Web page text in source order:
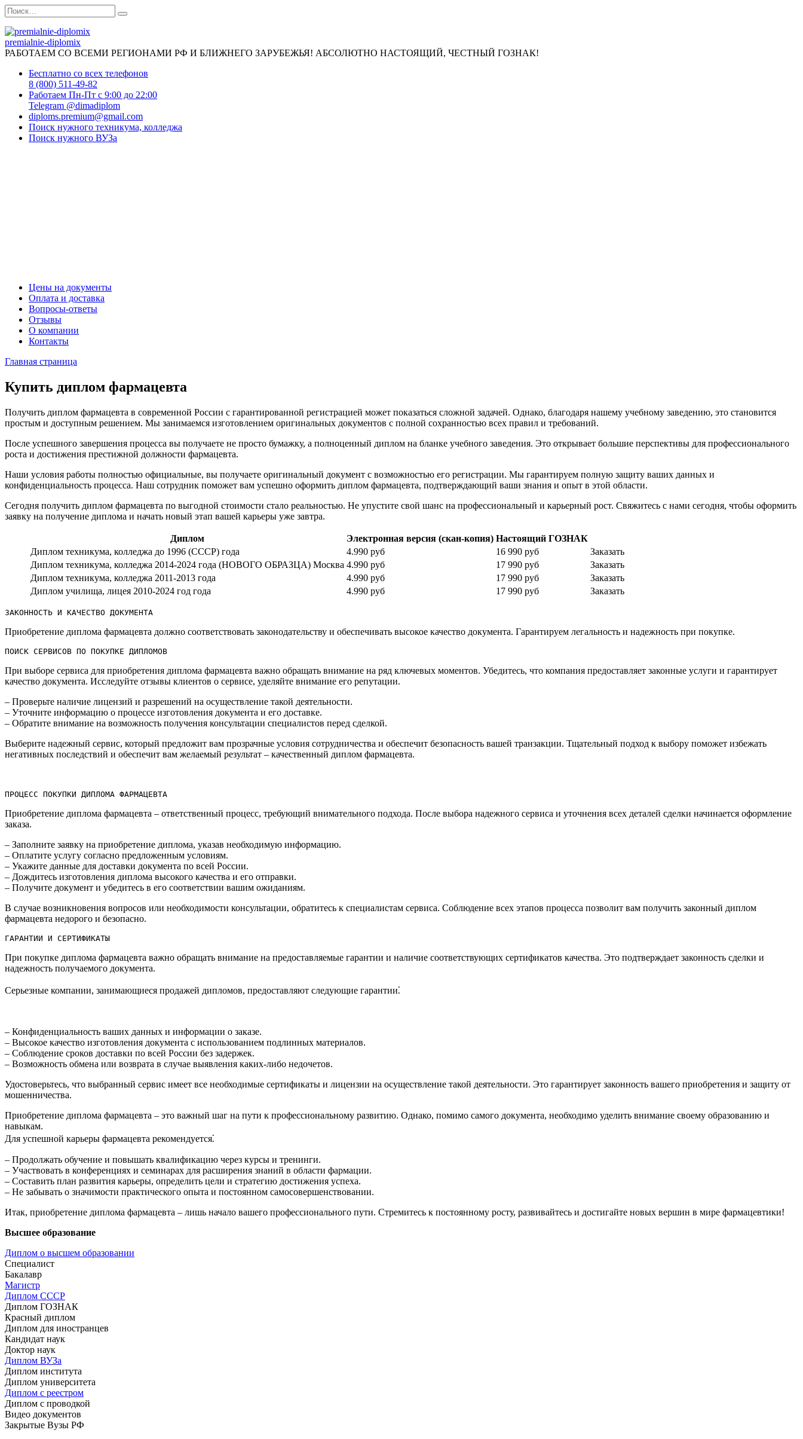
Перейти
к
содержанию
Search
for:
premialnie-diplomix
РАБОТАЕМ СО ВСЕМИ РЕГИОНАМИ РФ И БЛИЖНЕГО ЗАРУБЕЖЬЯ! АБСОЛЮТНО НАСТОЯЩИЙ, ЧЕСТНЫЙ ГОЗНАК!
Бесплатно со всех телефонов
8 (800) 511-49-82
Работаем Пн-Пт с 9:00 до 22:00
Telegram @dimadiplom
diploms.premium@gmail.com
Поиск нужного техникума, колледжа
Поиск нужного ВУЗа
Цены на документы
Оплата и доставка
Вопросы-ответы
Отзывы
О компании
Контакты
Главная страница
Купить диплом фармацевта
Получить диплом фармацевта в современной России с гарантированной регистрацией может показаться сложной задачей. Однако, благодаря нашему учебному заведению, это становится
простым и доступным решением. Мы занимаемся изготовлением оригинальных документов с полной сохранностью всех правил и требований.
После успешного завершения процесса вы получаете не просто бумажку, а полноценный диплом на бланке учебного заведения. Это открывает большие перспективы для профессионального
роста и достижения престижной должности фармацевта.
Наши условия работы полностью официальные, вы получаете оригинальный документ с возможностью его регистрации. Мы гарантируем полную защиту ваших данных и
конфиденциальность процесса. Наш сотрудник поможет вам успешно оформить диплом фармацевта, подтверждающий ваши знания и опыт в этой области.
Сегодня получить диплом фармацевта по выгодной стоимости стало реальностью. Не упустите свой шанс на профессиональный и карьерный рост. Свяжитесь с нами сегодня, чтобы оформить
заявку на получение диплома и начать новый этап вашей карьеры уже завтра.
Диплом Электронная версия (скан-копия) Настоящий ГОЗНАК
Диплом техникума, колледжа до 1996 (СССР) года
4.990 руб 16 990 руб
Заказать
Диплом техникума, колледжа 2014-2024 года (НОВОГО ОБРАЗЦА) Москва 4.990 руб 17 990 руб
Заказать
Диплом техникума, колледжа 2011-2013 года
4.990 руб 17 990 руб
Заказать
Диплом училища, лицея 2010-2024 год года
4.990 руб 17 990 руб Заказать
ЗАКОННОСТЬ И КАЧЕСТВО ДОКУМЕНТА
Приобретение диплома фармацевта должно соответствовать законодательству и обеспечивать высокое качество документа.​ Гарантируем легальность и надежность при покупке.​
ПОИСК СЕРВИСОВ ПО ПОКУПКЕ ДИПЛОМОВ
При выборе сервиса для приобретения диплома фармацевта важно обращать внимание на ряд ключевых моментов.​ Убедитесь, что компания предоставляет законные услуги и гарантирует
качество документа.​ Исследуйте отзывы клиентов о сервисе, уделяйте внимание его репутации.
– Проверьте наличие лицензий и разрешений на осуществление такой деятельности.​
– Уточните информацию о процессе изготовления документа и его доставке.​
– Обратите внимание на возможность получения консультации специалистов перед сделкой.
Выберите надежный сервис, который предложит вам прозрачные условия сотрудничества и обеспечит безопасность вашей транзакции. Тщательный подход к выбору поможет избежать
негативных последствий и обеспечит вам желаемый результат – качественный диплом фармацевта.
ПРОЦЕСС ПОКУПКИ ДИПЛОМА ФАРМАЦЕВТА
Приобретение диплома фармацевта – ответственный процесс, требующий внимательного подхода.​ После выбора надежного сервиса и уточнения всех деталей сделки начинается оформление
заказа.​
– Заполните заявку на приобретение диплома, указав необходимую информацию.​
– Оплатите услугу согласно предложенным условиям.​
– Укажите данные для доставки документа по всей России.​
– Дождитесь изготовления диплома высокого качества и его отправки.​
– Получите документ и убедитесь в его соответствии вашим ожиданиям.​
В случае возникновения вопросов или необходимости консультации, обратитесь к специалистам сервиса.​ Соблюдение всех этапов процесса позволит вам получить законный диплом
фармацевта недорого и безопасно.
ГАРАНТИИ И СЕРТИФИКАТЫ
При покупке диплома фармацевта важно обращать внимание на предоставляемые гарантии и наличие соответствующих сертификатов качества.​ Это подтверждает законность сделки и
надежность получаемого документа.​
Серьезные компании, занимающиеся продажей дипломов, предоставляют следующие гарантии⁚
– Конфиденциальность ваших данных и информации о заказе.​
– Высокое качество изготовления документа с использованием подлинных материалов.​
– Соблюдение сроков доставки по всей России без задержек.
– Возможность обмена или возврата в случае выявления каких-либо недочетов.​
Удостоверьтесь, что выбранный сервис имеет все необходимые сертификаты и лицензии на осуществление такой деятельности.​ Это гарантирует законность вашего приобретения и защиту от
мошенничества.
Приобретение диплома фармацевта – это важный шаг на пути к профессиональному развитию.​ Однако, помимо самого документа, необходимо уделить внимание своему образованию и
навыкам.​
Для успешной карьеры фармацевта рекомендуется⁚
– Продолжать обучение и повышать квалификацию через курсы и тренинги.​
– Участвовать в конференциях и семинарах для расширения знаний в области фармации.
– Составить план развития карьеры, определить цели и стратегию достижения успеха.​
– Не забывать о значимости практического опыта и постоянном самосовершенствовании.​
Итак, приобретение диплома фармацевта – лишь начало вашего профессионального пути. Стремитесь к постоянному росту, развивайтесь и достигайте новых вершин в мире фармацевтики!​
Высшее образование
Диплом о высшем образовании
Специалист
Бакалавр
Магистр
Диплом СССР
Диплом ГОЗНАК
Красный диплом
Диплом для иностранцев
Кандидат наук
Доктор наук
Диплом ВУЗа
Диплом института
Диплом университета
Диплом с реестром
Диплом с проводкой
Видео документов
Закрытые Вузы РФ